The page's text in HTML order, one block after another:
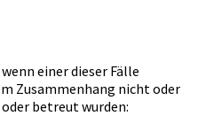
einer dieser Fälle
Zusammenhang nicht oder
betreut wurden: